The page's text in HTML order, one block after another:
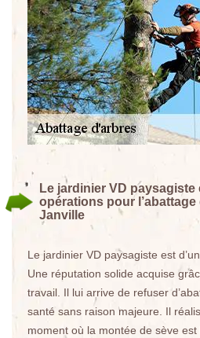
Le jardinier VD
opérations pour l’abattage
Janville
Le jardinier VD paysagiste est
Une réputation solide acquise
travail. Il lui arrive de refuser
santé sans raison majeure. Il
moment où la montée de sève